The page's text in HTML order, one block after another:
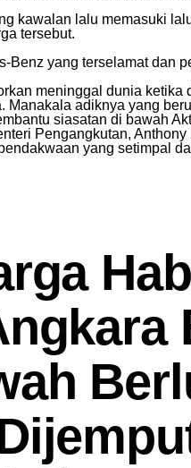
kawalan lalu memasuki
tersebut.
Benz yang terselamat dan
meninggal dunia
Manakala adiknya yang
siasatan di bawah
Pengangkutan,
yang setimpal